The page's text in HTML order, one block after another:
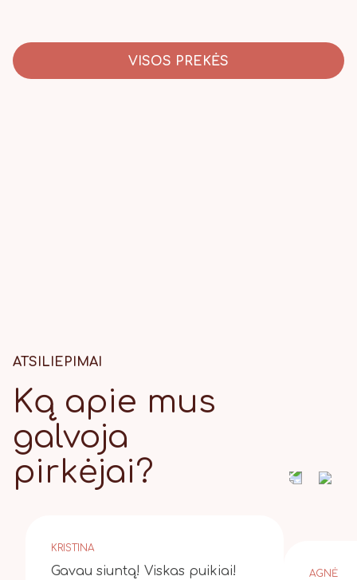
VISOS PREKĖS
ATSILIEPIMAI
Ką apie mus
galvoja
pirkėjai?
KRISTINA
Gavau siuntą! Viskas puikiai!
AGNĖ